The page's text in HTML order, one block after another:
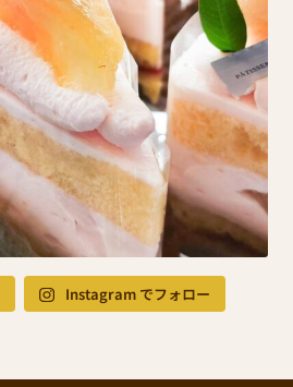
Instagram でフォロー